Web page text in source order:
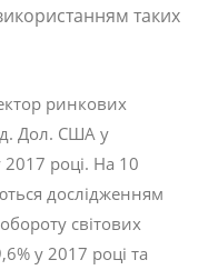
таких
ринкових
Дол. США у
році. На 10
дослідженням
світових
у 2017 році та